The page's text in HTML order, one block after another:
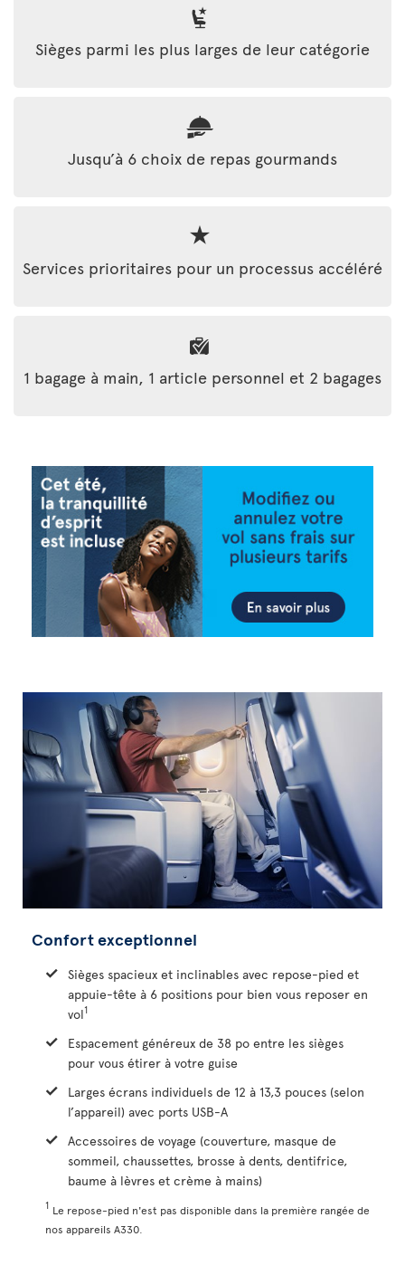
Sièges parmi les plus larges de leur catégorie
Jusqu’à 6 choix de repas gourmands
Services prioritaires pour un processus accéléré
1 bagage à main, 1 article personnel et 2 bagages
Confort exceptionnel
Sièges spacieux et inclinables avec repose-pied et
appuie-tête à 6 positions pour bien vous reposer en
vol1
Espacement généreux de 38 po entre les sièges
pour vous étirer à votre guise
Larges écrans individuels de 12 à 13,3 pouces (selon
l’appareil) avec ports USB-A
Accessoires de voyage (couverture, masque de
sommeil, chaussettes, brosse à dents, dentifrice,
baume à lèvres et crème à mains)
1 Le repose-pied n'est pas disponible dans la première rangée de
nos appareils A330.